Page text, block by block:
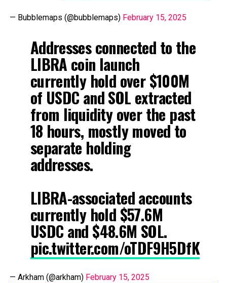
— Bubblemaps (@bubblemaps) February 15, 2025
Addresses connected to the
LIBRA coin launch
currently hold over $100M
of USDC and SOL extracted
from liquidity over the past
18 hours, mostly moved to
separate holding
addresses.
LIBRA-associated accounts
currently hold $57.6M
USDC and $48.6M SOL.
pic.twitter.com/oTDF9H5DfK
— Arkham (@arkham) February 15, 2025